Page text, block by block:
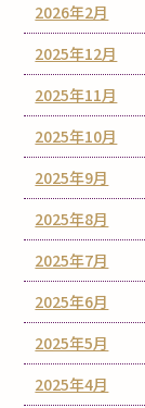
2026年2月
2025年12月
2025年11月
2025年10月
2025年9月
2025年8月
2025年7月
2025年6月
2025年5月
2025年4月